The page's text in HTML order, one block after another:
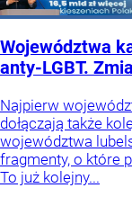
Województwa
anty-LGBT.
Najpierw
dołączają także
województwa
fragmenty, o które
To już kolejny...